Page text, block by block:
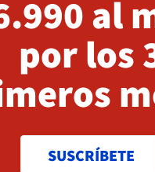
al
por los
SUSCRÍBETE